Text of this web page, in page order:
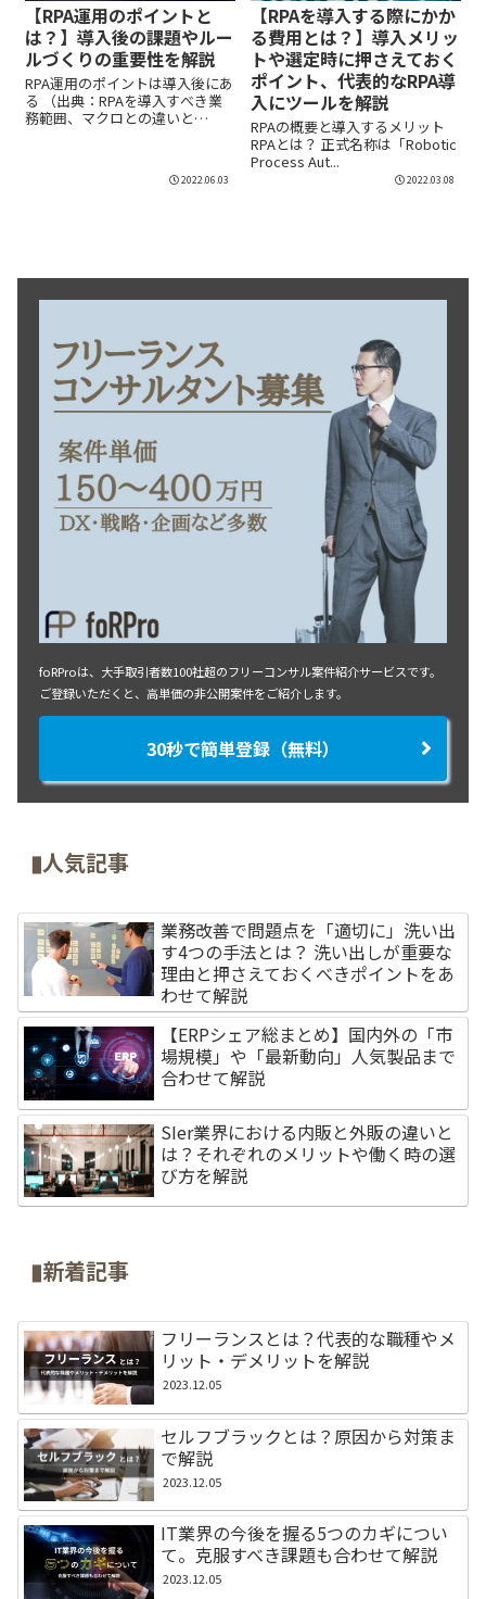
【RPA運用のポイントと
は？】導入後の課題やルー
ルづくりの重要性を解説
RPA運用のポイントは導入後にあ
る （出典：RPAを導入すべき業
務範囲、マクロとの違いと
2022.06.03
【RPAを導入する際にかか
る費用とは？】導入メリッ
トや選定時に押さえておく
ポイント、代表的なRPA導
入にツールを解説
RPAの概要と導入するメリット
RPAとは？ 正式名称は「Robotic
Process Aut...
2022.03.08
foRProは、大手取引者数100社超のフリーコンサル案件紹介サービスです。
ご登録いただくと、高単価の非公開案件をご紹介します。
30秒で簡単登録（無料）
▮人気記事
業務改善で問題点を「適切に」洗い出
す4つの手法とは？ 洗い出しが重要な
理由と押さえておくべきポイントをあ
わせて解説
【ERPシェア総まとめ】国内外の「市
場規模」や「最新動向」人気製品まで
合わせて解説
SIer業界における内販と外販の違いと
は？それぞれのメリットや働く時の選
び方を解説
▮新着記事
フリーランスとは？代表的な職種やメ
リット・デメリットを解説
2023.12.05
セルフブラックとは？原因から対策ま
で解説
2023.12.05
IT業界の今後を握る5つのカギについ
て。克服すべき課題も合わせて解説
2023.12.05